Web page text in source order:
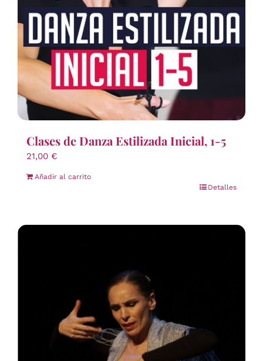
Clases de Danza Estilizada Inicial, 1-5
21,00 €
Añadir al carrito
Detalles